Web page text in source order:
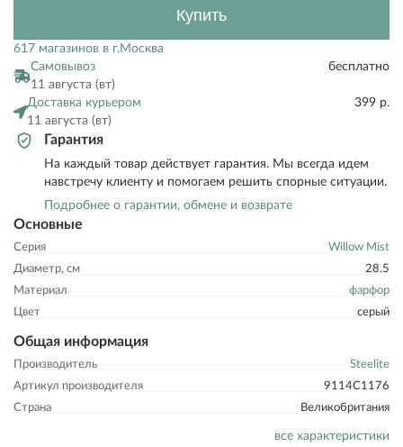
Основные
Серия
Willow Mist
Диаметр, см
28.5
Материал
фарфор
Цвет
серый
Общая информация
Производитель
Steelite
Артикул производителя
9114C1176
Страна
Великобритания
все характеристики
Купить
617 магазинов в г.Москва
Самовывоз
11 августа (вт)
бесплатно
Доставка курьером
11 августа (вт)
399 р.
Гарантия
На каждый товар действует гарантия. Мы всегда идем
навстречу клиенту и помогаем решить спорные ситуации.
Подробнее о гарантии, обмене и возврате